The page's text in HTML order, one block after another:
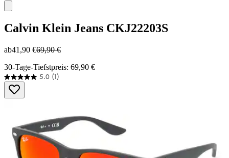
Calvin Klein Jeans CKJ22203S
ab41,90 €69,90 €
30-Tage-Tiefstpreis: 69,90 €
5.0 (1)
5.0
von
5
Bewertung